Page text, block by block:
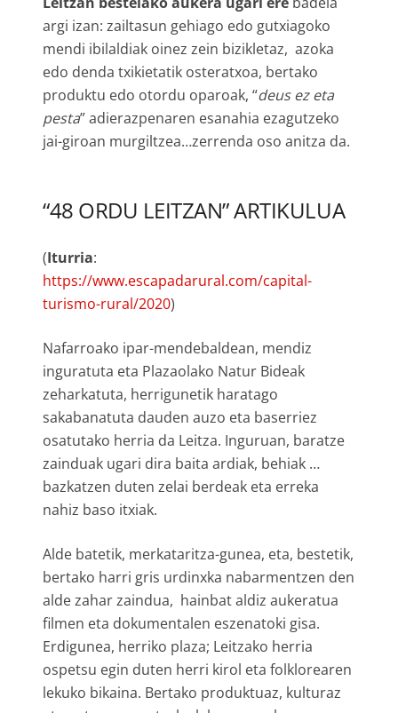
argi izan: zailtasun gehiago edo gutxiagoko
mendi ibilaldiak oinez zein bizikletaz, azoka
edo denda txikietatik osteratxoa, bertako
produktu edo otordu oparoak, “deus ez eta
pesta” adierazpenaren esanahia ezagutzeko
jai-giroan murgiltzea…zerrenda oso anitza da.
“48 ORDU LEITZAN” ARTIKULUA
(Iturria:
https://www.escapadarural.com/capital-
turismo-rural/2020)
Nafarroako ipar-mendebaldean, mendiz
inguratuta eta Plazaolako Natur Bideak
zeharkatuta, herrigunetik haratago
sakabanatuta dauden auzo eta baserriez
osatutako herria da Leitza. Inguruan, baratze
zainduak ugari dira baita ardiak, behiak …
bazkatzen duten zelai berdeak eta erreka
nahiz baso itxiak.
Alde batetik, merkataritza-gunea, eta, bestetik,
bertako harri gris urdinxka nabarmentzen den
alde zahar zaindua, hainbat aldiz aukeratua
filmen eta dokumentalen eszenatoki gisa.
Erdigunea, herriko plaza; Leitzako herria
ospetsu egin duten herri kirol eta folklorearen
lekuko bikaina. Bertako produktuaz, kulturaz